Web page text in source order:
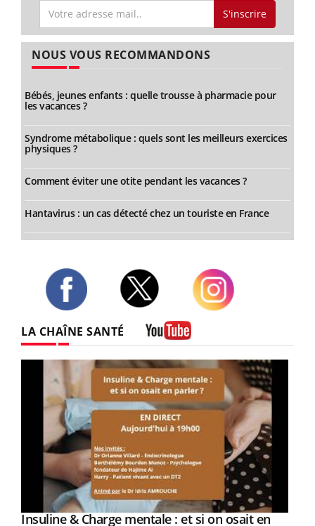
S'inscrire
NOUS VOUS RECOMMANDONS
Bébés, jeunes enfants : quelle trousse à pharmacie pour
les vacances ?
Syndrome métabolique : quels sont les meilleurs exercices
physiques ?
Comment éviter une otite pendant les vacances ?
Hantavirus : un cas détecté chez un touriste en France
LA CHAÎNE SANTÉ
Youtube
Insuline & Charge mentale : et si on osait en